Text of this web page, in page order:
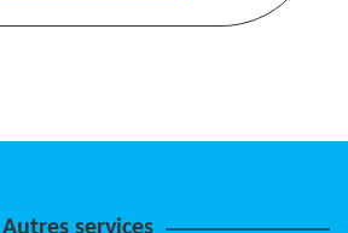
Autres services